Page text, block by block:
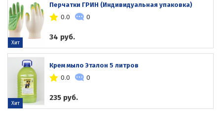
Перчатки ГРИН (Индивидуальная упаковка)
0.0
0
34 руб.
Хит
Крем мыло Эталон 5 литров
0.0
0
235 руб.
Хит